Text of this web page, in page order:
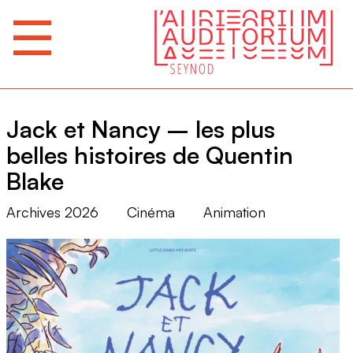
Jack et Nancy – les plus
belles histoires de Quentin
Blake
Archives 2026 Cinéma Animation